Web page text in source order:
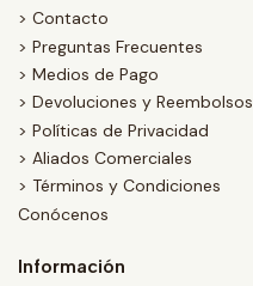
> Contacto
> Preguntas Frecuentes
> Medios de Pago
> Devoluciones y Reembolsos
> Políticas de Privacidad
> Aliados Comerciales
> Términos y Condiciones
Conócenos
Información